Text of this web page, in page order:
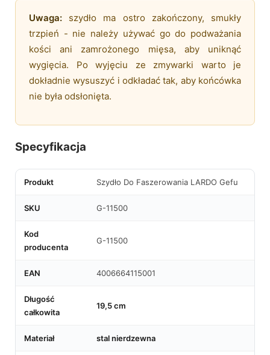
Uwaga: szydło ma ostro zakończony, smukły
trzpień - nie należy używać go do podważania
kości ani zamrożonego mięsa, aby uniknąć
wygięcia. Po wyjęciu ze zmywarki warto je
dokładnie wysuszyć i odkładać tak, aby końcówka
nie była odsłonięta.
Specyfikacja
Produkt Szydło Do Faszerowania LARDO Gefu
SKU G-11500
Kod
producenta
G-11500
EAN 4006664115001
Długość
całkowita
19,5 cm
Materiał stal nierdzewna